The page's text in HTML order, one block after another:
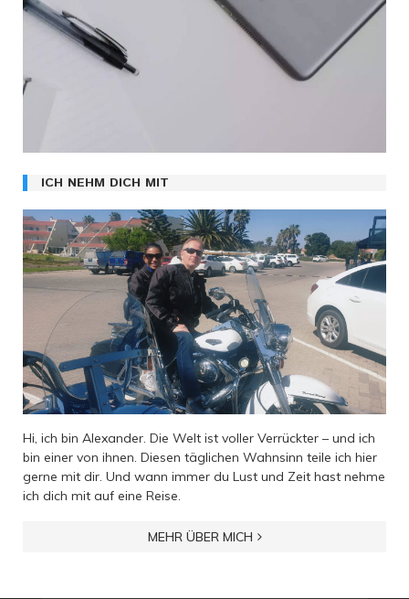
ICH NEHM DICH MIT
Hi, ich bin Alexander. Die Welt ist voller Verrückter – und ich
bin einer von ihnen. Diesen täglichen Wahnsinn teile ich hier
gerne mit dir. Und wann immer du Lust und Zeit hast nehme
ich dich mit auf eine Reise.
MEHR ÜBER MICH